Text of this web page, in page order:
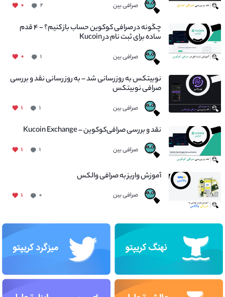
صرافی بین ۲ ۰
چگونه در صرافی کوکوین حساب باز کنیم؟ - ۴ قدم
ساده برای ثبت نام در Kucoin
صرافی بین ۱ ۰
نوبیتکس به روزرسانی شد – به روز رسانی نقد و بررسی
صرافی نوبیتکس
صرافی بین ۱ ۱
نقد و بررسی صرافی‌کوکوین – Kucoin Exchange
صرافی بین ۱ ۱
آموزش واریز به صرافی والکس
صرافی بین ۰ ۱